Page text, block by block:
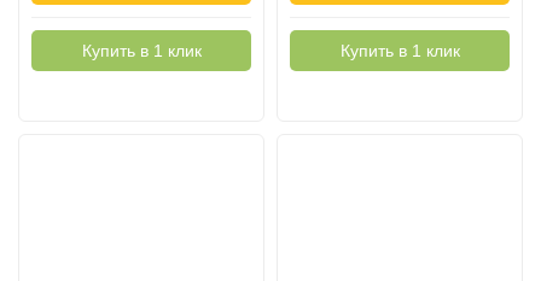
Купить в 1 клик Купить в 1 клик